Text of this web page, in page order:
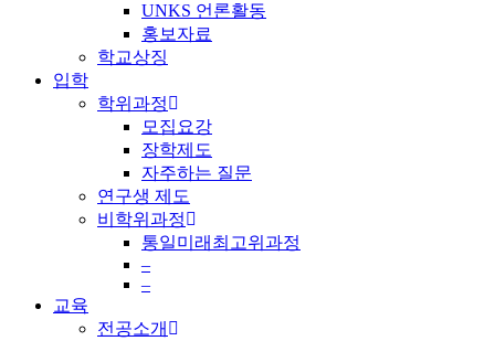
UNKS 언론활동
홍보자료
학교상징
입학
학위과정
모집요강
장학제도
자주하는 질문
연구생 제도
비학위과정
통일미래최고위과정
–
–
교육
전공소개